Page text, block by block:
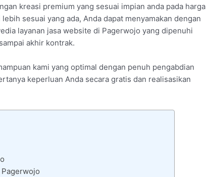
kreasi premium yang sesuai impian anda pada harga
sesuai yang ada, Anda dapat menyamakan dengan
layanan jasa website di Pagerwojo yang dipenuhi
akhir kontrak.
kami yang optimal dengan penuh pengabdian
keperluan Anda secara gratis dan realisasikan